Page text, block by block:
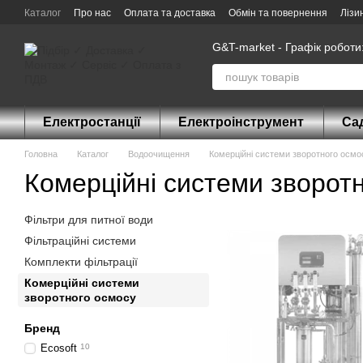
Перейти до основного контенту
Каталог Про нас Оплата та доставка Обмін та повернення
G&T-market - Графік
Електростанції Електроінструмент
Головна Каталог Водоочищення Комерційні системи зворотного
Комерційні системи
Фільтри для питної води
Фільтраційні системи
Комплекти фільтрації
Комерційні системи
зворотного осмосу
Бренд
Ecosoft 10